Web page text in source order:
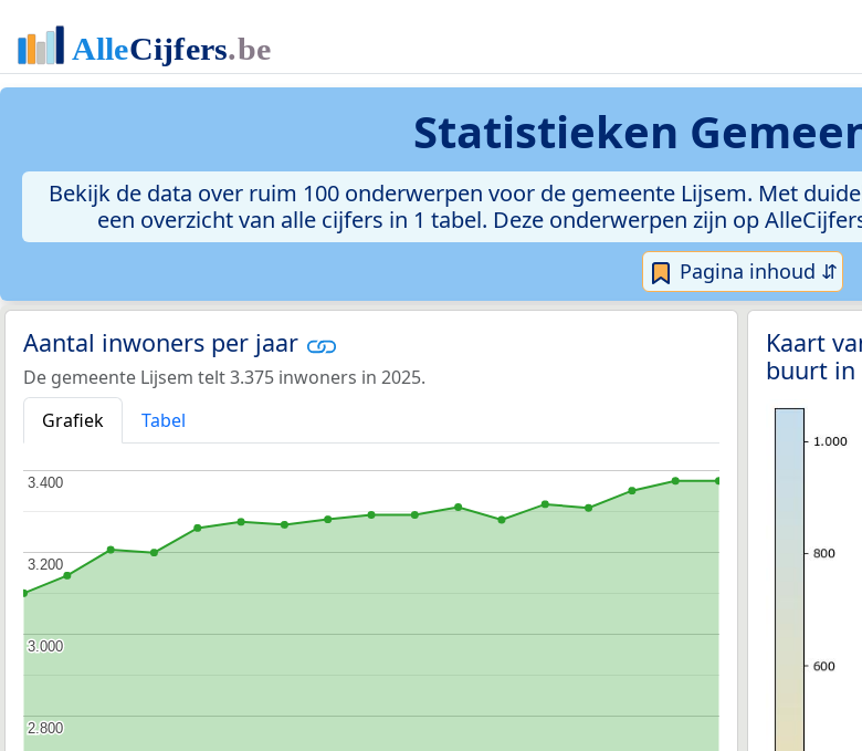
Statistieken
Bekijk de data over ruim 100 onderwerpen voor de gemeente Lijsem. Met
een overzicht van alle cijfers in 1 tabel. Deze onderwerpen zijn op
Pagina inhoud ⇵
Aantal inwoners per jaar
De gemeente Lijsem telt 3.375 inwoners in 2025.
Grafiek
Tabel
2.800
2.800
3.000
3.000
3.200
3.200
3.400
3.400
Kaart
buurt in